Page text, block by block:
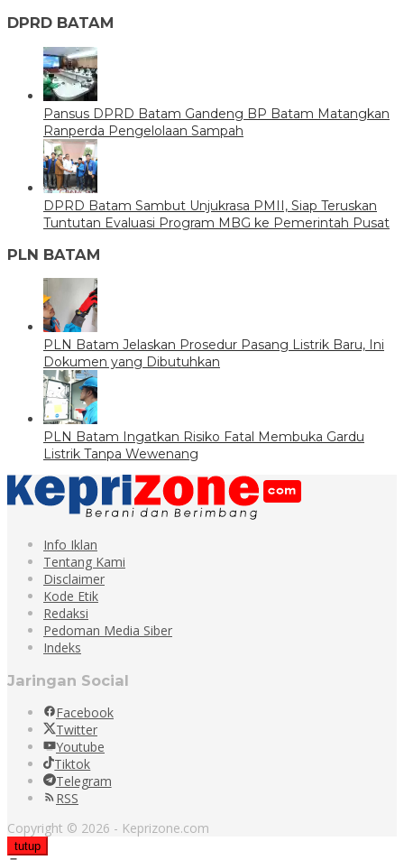
DPRD BATAM
Pansus DPRD Batam Gandeng BP Batam Matangkan
Ranperda Pengelolaan Sampah
DPRD Batam Sambut Unjukrasa PMII, Siap Teruskan
Tuntutan Evaluasi Program MBG ke Pemerintah Pusat
PLN BATAM
PLN Batam Jelaskan Prosedur Pasang Listrik Baru, Ini
Dokumen yang Dibutuhkan
PLN Batam Ingatkan Risiko Fatal Membuka Gardu
Listrik Tanpa Wewenang
Info Iklan
Tentang Kami
Disclaimer
Kode Etik
Redaksi
Pedoman Media Siber
Indeks
Jaringan Social
Facebook
Twitter
Youtube
Tiktok
Telegram
RSS
Copyright © 2026 - Keprizone.com
tutup